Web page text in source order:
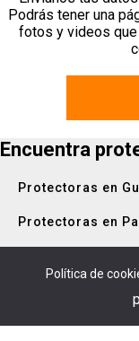
Podrás tener una
fotos y videos que
Encuentra
Protectoras en
Protectoras en
Política de